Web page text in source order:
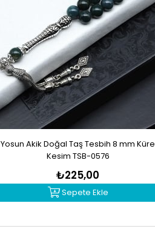
Yosun Akik Doğal Taş Tesbih 8 mm Küre
Kesim TSB-0576
₺225,00
Sepete Ekle